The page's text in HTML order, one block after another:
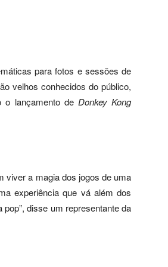
para fotos e sessões de
velhos conhecidos do público,
o lançamento de Donkey Kong
viver a magia dos jogos de uma
experiência que vá além dos
disse um representante da